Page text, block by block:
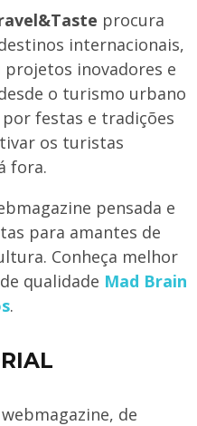
procura
internacionais,
inovadores e
o turismo urbano
festas e tradições
os turistas
fora.
pensada e
para amantes de
Conheça melhor
qualidade Mad Brain
.
de